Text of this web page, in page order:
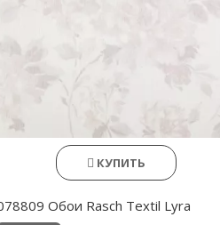
КУПИТЬ
Обои Rasch Textil Lyra